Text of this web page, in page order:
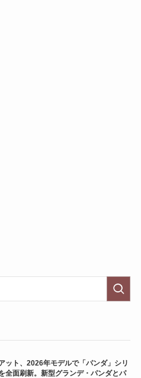
ット、2026年モデルで「パンダ」シリ
全面刷新。新型グランデ・パンダとパ